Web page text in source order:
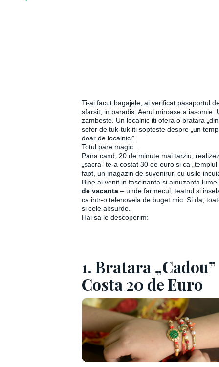
Ti-ai facut bagajele, ai verificat pasaportul
sfarsit, in paradis. Aerul miroase a iasomie.
zambeste. Un localnic iti ofera o bratara
sofer de tuk-tuk iti sopteste despre „un
doar de localnici”.
Totul pare magic...
Pana cand, 20 de minute mai tarziu,
„sacra” te-a costat 30 de euro si ca
fapt, un magazin de suveniruri cu usile
Bine ai venit in fascinanta si amuzanta
de vacanta– unde farmecul, teatrul si
ca intr-o telenovela de buget mic. Si da,
si cele absurde.
Hai sa le descoperim:
1. Bratara
Costa 20 de Euro